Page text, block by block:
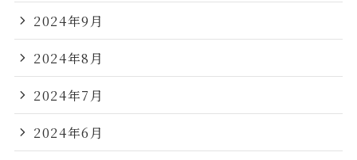
2024年9月
2024年8月
2024年7月
2024年6月